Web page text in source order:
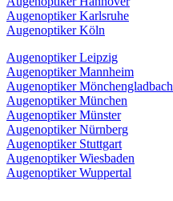
Augenoptiker Karlsruhe
Augenoptiker Köln
Augenoptiker Leipzig
Augenoptiker Mannheim
Augenoptiker Mönchengladbach
Augenoptiker München
Augenoptiker Münster
Augenoptiker Nürnberg
Augenoptiker Stuttgart
Augenoptiker Wiesbaden
Augenoptiker Wuppertal